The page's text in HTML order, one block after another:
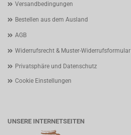
Versandbedingungen
Bestellen aus dem Ausland
AGB
Widerrufsrecht & Muster-Widerrufsformular
Privatsphäre und Datenschutz
Cookie Einstellungen
UNSERE INTERNETSEITEN